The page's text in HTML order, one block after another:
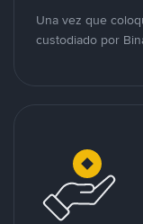
Una vez que
custodiado por